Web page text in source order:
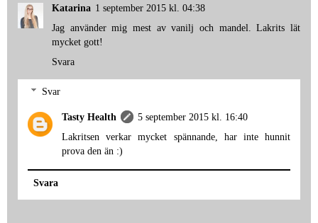
Katarina 1 september 2015 kl. 04:38
Jag använder mig mest av vanilj och mandel. Lakrits lät
mycket gott!
Svara
Svar
Tasty Health
5 september 2015 kl. 16:40
Lakritsen verkar mycket spännande, har inte hunnit
prova den än :)
Svara